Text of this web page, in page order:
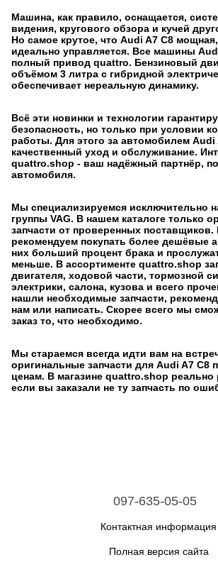
Машина, как правило, оснащается,
видения, кругового обзора и кучей
Но самое крутое, что Audi A7 C8
идеально управляется. Все машины
полный привод quattro. Бензиновый
объёмом 3 литра с гибридной
обеспечивает нереальную динамику.
Всё эти новинки и технологии
безопасность, но только при условии
работы. Для этого за автомобилем Audi
качественный уход и обслуживание.
quattro.shop - ваш надёжный партнёр,
автомобиля.
Мы специализируемся исключительно
группы VAG. В нашем каталоге только
запчасти от проверенных
рекомендуем покупать более дешёвые
них больший процент брака и
меньше. В ассортименте quattro.shop
двигателя, ходовой части, тормозной
электрики, салона, кузова и всего
нашли необходимые запчасти,
нам или написать. Скорее всего мы
заказ то, что необходимо.
Мы стараемся всегда идти вам на
оригинальные запчасти для Audi A7 C8
ценам. В магазине quattro.shop реально
если вы заказали не ту запчасть по
097-635-05-05
Контактная информация
Полная версия сайта